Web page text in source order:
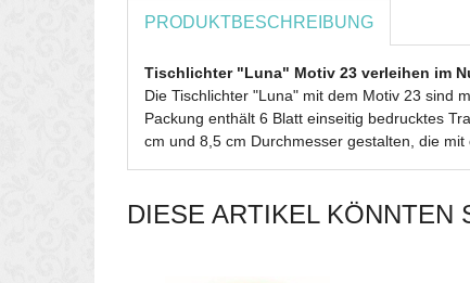
PRODUKTBESCHREIBUNG
Tischlichter "Luna" Motiv 23 verleihen im
Die Tischlichter "Luna" mit dem Motiv 23 sind
Packung enthält 6 Blatt einseitig bedrucktes
cm und 8,5 cm Durchmesser gestalten, die
DIESE ARTIKEL KÖNNTEN